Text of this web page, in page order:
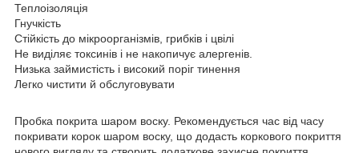
Теплоізоляція
Гнучкість
Стійкість до мікроорганізмів, грибків і цвілі
Не виділяє токсинів і не накопичує алергенів.
Низька займистість і високий поріг тинення
Легко чистити й обслуговувати
Пробка покрита шаром воску. Рекомендується час від часу
покривати корок шаром воску, що додасть коркового покриття